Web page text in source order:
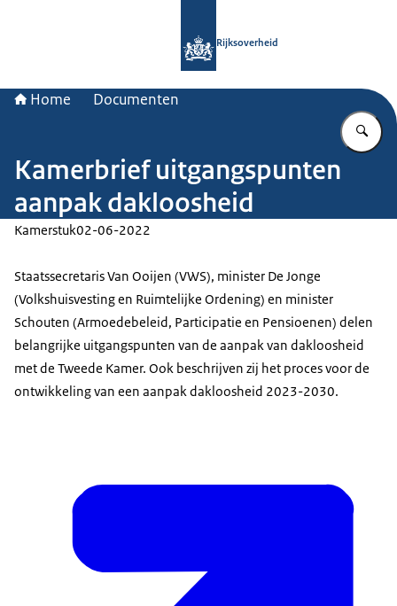
Rijksoverheid
Home Documenten
Kamerbrief uitgangspunten
aanpak dakloosheid
Kamerstuk02-06-2022
Staatssecretaris Van Ooijen (VWS), minister De Jonge
(Volkshuisvesting en Ruimtelijke Ordening) en minister
Schouten (Armoedebeleid, Participatie en Pensioenen) delen
belangrijke uitgangspunten van de aanpak van dakloosheid
met de Tweede Kamer. Ook beschrijven zij het proces voor de
ontwikkeling van een aanpak dakloosheid 2023-2030.